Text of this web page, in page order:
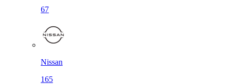
67
Nissan
165